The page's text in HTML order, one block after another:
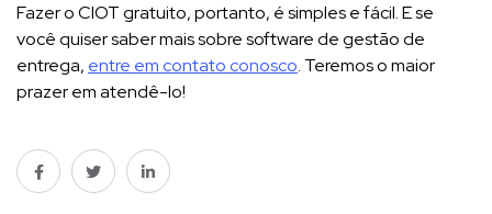
Fazer o CIOT gratuito, portanto, é simples e fácil. E se
você quiser saber mais sobre software de gestão de
entrega, entre em contato conosco. Teremos o maior
prazer em atendê-lo!